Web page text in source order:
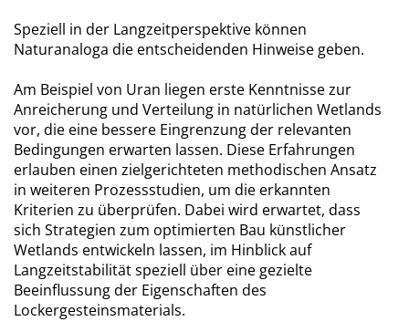
Speziell in der Langzeitperspektive können
Naturanaloga die entscheidenden Hinweise geben.
Am Beispiel von Uran liegen erste Kenntnisse zur
Anreicherung und Verteilung in natürlichen Wetlands
vor, die eine bessere Eingrenzung der relevanten
Bedingungen erwarten lassen. Diese Erfahrungen
erlauben einen zielgerichteten methodischen Ansatz
in weiteren Prozessstudien, um die erkannten
Kriterien zu überprüfen. Dabei wird erwartet, dass
sich Strategien zum optimierten Bau künstlicher
Wetlands entwickeln lassen, im Hinblick auf
Langzeitstabilität speziell über eine gezielte
Beeinflussung der Eigenschaften des
Lockergesteinsmaterials.